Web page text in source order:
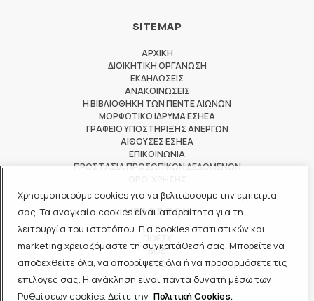
Χρησιμοποιούμε cookies για να βελτιώσουμε την εμπειρία
σας. Τα αναγκαία cookies είναι απαραίτητα για τη
λειτουργία του ιστοτόπου. Για cookies στατιστικών και
marketing χρειαζόμαστε τη συγκατάθεσή σας. Μπορείτε να
αποδεχθείτε όλα, να απορρίψετε όλα ή να προσαρμόσετε τις
επιλογές σας. Η ανάκληση είναι πάντα δυνατή μέσω των
Ρυθμίσεων cookies. Δείτε την Πολιτική Cookies.
SITEMAP
ΑΡΧΙΚΗ
ΔΙΟΙΚΗΤΙΚΗ ΟΡΓΑΝΩΣΗ
ΕΚΔΗΛΩΣΕΙΣ
ΑΝΑΚΟΙΝΩΣΕΙΣ
Η ΒΙΒΛΙΟΘΗΚΗ ΤΩΝ ΠΕΝΤΕ ΑΙΩΝΩΝ
ΜΟΡΦΩΤΙΚΟ ΙΔΡΥΜΑ ΕΣΗΕΑ
ΓΡΑΦΕΙΟ ΥΠΟΣΤΗΡΙΞΗΣ ΑΝΕΡΓΩΝ
ΑΙΘΟΥΣΕΣ ΕΣΗΕΑ
ΕΠΙΚΟΙΝΩΝΙΑ
ΠΡΟΣΤΑΣΙΑ ΠΡΟΣΩΠΙΚΩΝ ΔΕΔΟΜΕΝΩΝ
ΜΕΛΟΣ ΤΩΝ
ΔΟΔ
ΕΟΔ